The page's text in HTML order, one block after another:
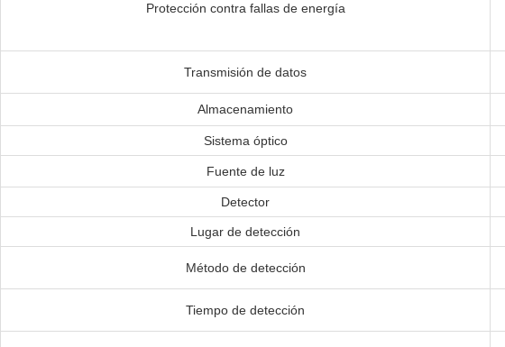
Protección contra fallas de energía
Transmisión de datos
Almacenamiento
Sistema óptico
Fuente de luz
Detector
Lugar de detección
Método de detección
Tiempo de detección